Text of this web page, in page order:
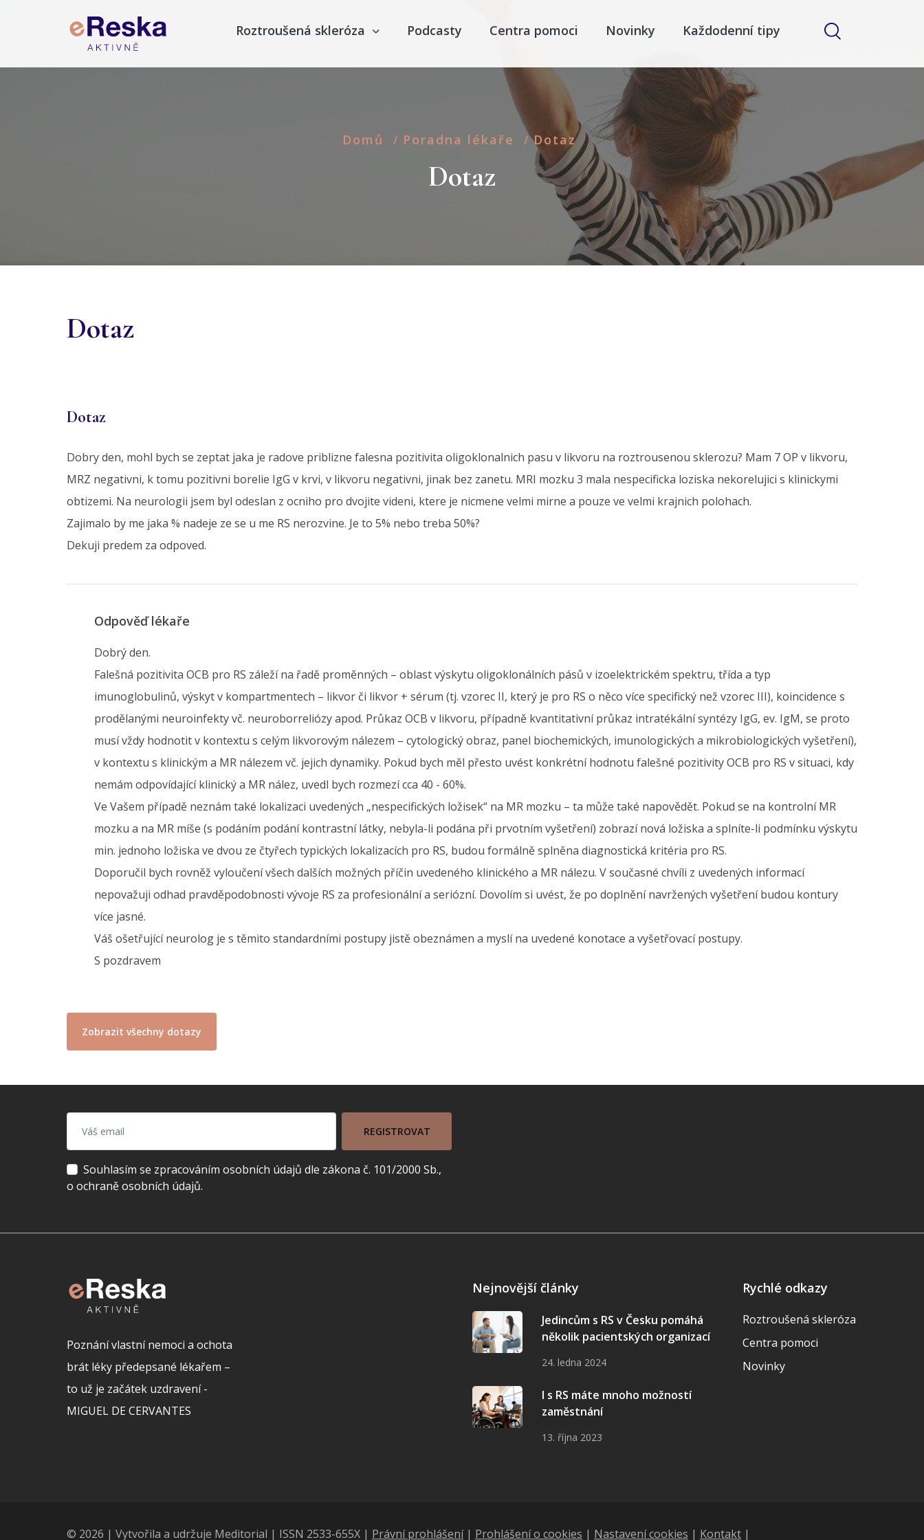
Roztroušená skleróza Podcasty Centra pomoci Novinky Každodenní tipy
Domů / Poradna lékaře / Dotaz
Dotaz
Dotaz
Dotaz
Dobry den, mohl bych se zeptat jaka je radove priblizne falesna pozitivita oligoklonalnich pasu v likvoru na roztrousenou sklerozu? Mam 7 OP v likvoru,
MRZ negativni, k tomu pozitivni borelie IgG v krvi, v likvoru negativni, jinak bez zanetu. MRI mozku 3 mala nespecificka loziska nekorelujici s klinickymi
obtizemi. Na neurologii jsem byl odeslan z ocniho pro dvojite videni, ktere je nicmene velmi mirne a pouze ve velmi krajnich polohach.
Zajimalo by me jaka % nadeje ze se u me RS nerozvine. Je to 5% nebo treba 50%?
Dekuji predem za odpoved.
Odpověď lékaře
Dobrý den.
Falešná pozitivita OCB pro RS záleží na řadě proměnných – oblast výskytu oligoklonálních pásů v izoelektrickém spektru, třída a typ
imunoglobulinů, výskyt v kompartmentech – likvor či likvor + sérum (tj. vzorec II, který je pro RS o něco více specifický než vzorec III), koincidence s
prodělanými neuroinfekty vč. neuroborreliózy apod. Průkaz OCB v likvoru, případně kvantitativní průkaz intratékální syntézy IgG, ev. IgM, se proto
musí vždy hodnotit v kontextu s celým likvorovým nálezem – cytologický obraz, panel biochemických, imunologických a mikrobiologických vyšetření),
v kontextu s klinickým a MR nálezem vč. jejich dynamiky. Pokud bych měl přesto uvést konkrétní hodnotu falešné pozitivity OCB pro RS v situaci, kdy
nemám odpovídající klinický a MR nález, uvedl bych rozmezí cca 40 - 60%.
Ve Vašem případě neznám také lokalizaci uvedených „nespecifických ložisek“ na MR mozku – ta může také napovědět. Pokud se na kontrolní MR
mozku a na MR míše (s podáním podání kontrastní látky, nebyla-li podána při prvotním vyšetření) zobrazí nová ložiska a splníte-li podmínku výskytu
min. jednoho ložiska ve dvou ze čtyřech typických lokalizacích pro RS, budou formálně splněna diagnostická kritéria pro RS.
Doporučil bych rovněž vyloučení všech dalších možných příčin uvedeného klinického a MR nálezu. V současné chvíli z uvedených informací
nepovažuji odhad pravděpodobnosti vývoje RS za profesionální a seriózní. Dovolím si uvést, že po doplnění navržených vyšetření budou kontury
více jasné.
Váš ošetřující neurolog je s těmito standardními postupy jistě obeznámen a myslí na uvedené konotace a vyšetřovací postupy.
S pozdravem
Zobrazit všechny dotazy
REGISTROVAT
Souhlasím se zpracováním osobních údajů dle zákona č. 101/2000 Sb.,
o ochraně osobních údajů.
Poznání vlastní nemoci a ochota
brát léky předepsané lékařem –
to už je začátek uzdravení -
MIGUEL DE CERVANTES
Nejnovější články
Jedincům s RS v Česku pomáhá
několik pacientských organizací
24. ledna 2024
I s RS máte mnoho možností
zaměstnání
13. října 2023
Rychlé odkazy
Roztroušená skleróza
Centra pomoci
Novinky
© 2026 | Vytvořila a udržuje Meditorial | ISSN 2533-655X | Právní prohlášení| Prohlášení o cookies | Nastavení cookies | Kontakt |